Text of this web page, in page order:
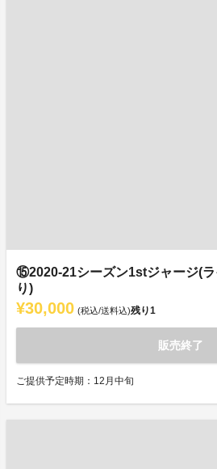
⑮2020-21シーズン1stジャージ(ラ
り)
¥30,000 (税込/送料込)残り1
販売終了
ご提供予定時期：12月中旬